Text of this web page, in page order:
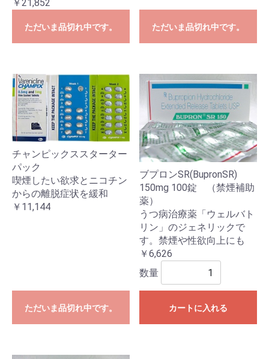
￥21,852
ただいま品切れ中です。 ただいま品切れ中です。
チャンピックススターター
パック
喫煙したい欲求とニコチン
からの離脱症状を緩和
￥11,144
ただいま品切れ中です。
ブプロンSR(BupronSR)
150mg 100錠 （禁煙補助
薬）
うつ病治療薬「ウェルバト
リン」のジェネリックで
す。禁煙や性欲向上にも
￥6,626
数量
カートに入れる